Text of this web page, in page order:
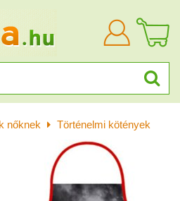
nőknek Történelmi kötények